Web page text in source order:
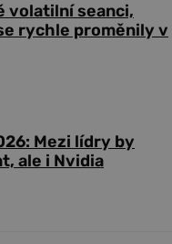
volatilní seanci,
rychle proměnily v
Mezi lídry by
ale i Nvidia